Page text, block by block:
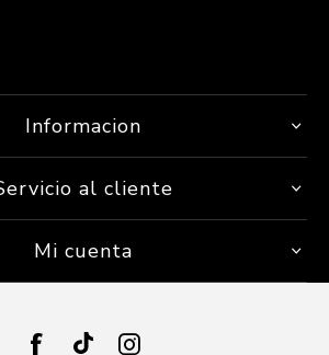
Informacion
al cliente
Mi cuenta